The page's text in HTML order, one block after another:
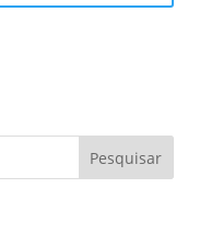
Pesquisar